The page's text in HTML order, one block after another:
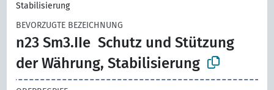
Stabilisierung
BEVORZUGTE BEZEICHNUNG
n23 Sm3.IIe Schutz und Stützung
der Währung, Stabilisierung